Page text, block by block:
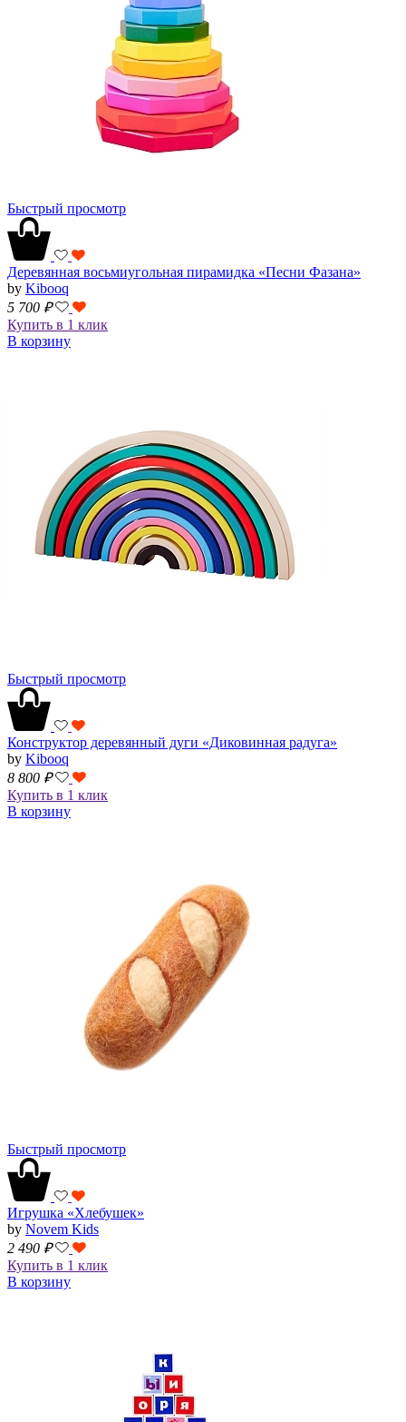
Быстрый просмотр
Деревянная восьмиугольная пирамидка «Песни Фазана»
by Kibooq
5 700 ₽
Купить в 1 клик
В корзину
Быстрый просмотр
Конструктор деревянный дуги «Диковинная радуга»
by Kibooq
8 800 ₽
Купить в 1 клик
В корзину
Быстрый просмотр
Игрушка «Хлебушек»
by Novem Kids
2 490 ₽
Купить в 1 клик
В корзину